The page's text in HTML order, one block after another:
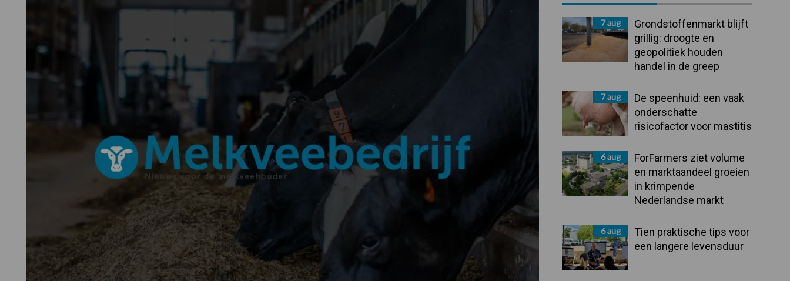
Sidebar7 aug
Grondstoffenmarkt blijft
grillig: droogte en
geopolitiek houden
handel in de greep
7 aug
De speenhuid: een vaak
onderschatte
risicofactor voor mastitis
6 aug
ForFarmers ziet volume
en marktaandeel groeien
in krimpende
Nederlandse markt
6 aug
Tien praktische tips voor
een langere levensduur